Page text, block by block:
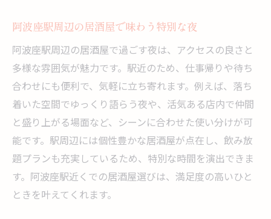
駅近の居酒屋で手軽に飲み放題を楽しむ方
法
気軽に立ち寄れる居酒屋の飲み放題選び
同僚と語らう居酒屋の飲み放題の魅力
仕事帰りに人気の居酒屋飲み放題活用術
阿波座駅周辺で見つかる理想の居酒屋スポ
ット
アクセス重視なら駅周辺の居酒屋が便利
駅近で便利な居酒屋を見極めるチェックポ
阿波座駅周辺の居酒屋で味わう特別な夜
阿波座駅周辺の居酒屋で過ごす夜は、アクセスの良さと
多様な雰囲気が魅力です。駅近のため、仕事帰りや待ち
合わせにも便利で、気軽に立ち寄れます。例えば、落ち
着いた空間でゆっくり語らう夜や、活気ある店内で仲間
と盛り上がる場面など、シーンに合わせた使い分けが可
能です。駅周辺には個性豊かな居酒屋が点在し、飲み放
題プランも充実しているため、特別な時間を演出できま
す。阿波座駅近くでの居酒屋選びは、満足度の高いひと
ときを叶えてくれます。